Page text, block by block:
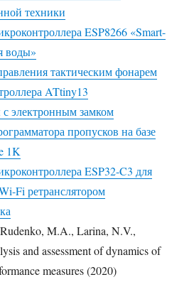
техники
ESP8266 «Smart-
воды»
тактическим фонарем
ATtiny13
электронным замком
пропусков на базе
1K
ESP32-C3 для
Fi ретранслятором
M.A., Larina, N.V.,
and assessment of dynamics of
measures (2020)